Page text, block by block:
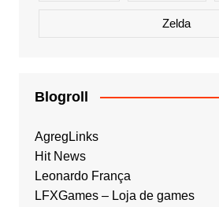
Zelda
Blogroll
AgregLinks
Hit News
Leonardo França
LFXGames – Loja de games